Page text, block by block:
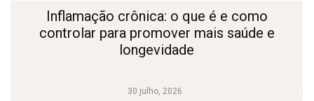
30 julho, 2026
Inflamação crônica: o que é e como
controlar para promover mais saúde e
longevidade